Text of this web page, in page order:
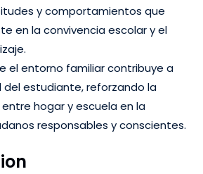
y comportamientos que
en la convivencia escolar y el
el entorno familiar contribuye a
del estudiante, reforzando la
hogar y escuela en la
responsables y conscientes.